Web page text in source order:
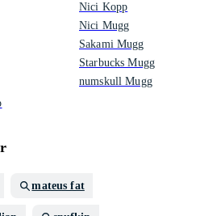
Nici Kopp
Nici Mugg
Sakami Mugg
Starbucks Mugg
numskull Mugg
mateus fat